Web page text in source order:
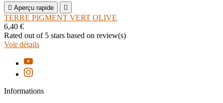
 Aperçu rapide 
TERRE PIGMENT VERT OLIVE
6,40 €
Rated out of 5 stars based on review(s)
Voir détails
Informations